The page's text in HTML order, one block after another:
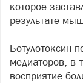
которое
результате
Ботулотоксин
медиаторов, в
восприятие